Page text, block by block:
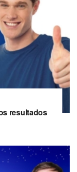
resultados